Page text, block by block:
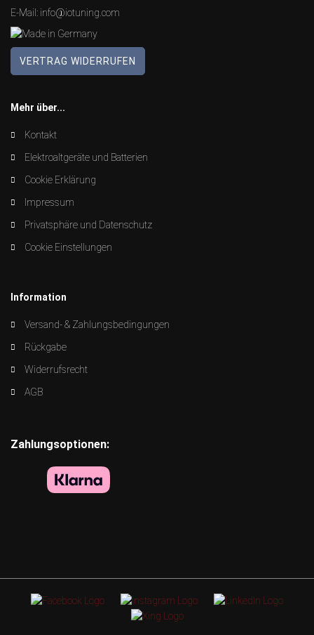
E-Mail: info@iotuning.com
VERTRAG WIDERRUFEN
Mehr über...
Kontakt
Elektroaltgeräte und Batterien
Cookie Erklärung
Impressum
Privatsphäre und Datenschutz
Cookie Einstellungen
Information
Versand- & Zahlungsbedingungen
Rückgabe
Widerrufsrecht
AGB
Zahlungsoptionen: